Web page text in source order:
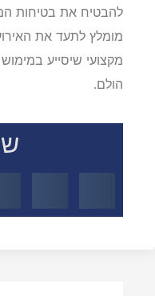
שוטפת, תאורה תקינה
להבטיח את בטיחות
מומלץ לתעד את האירוע
מקצועי שיסייע במימוש